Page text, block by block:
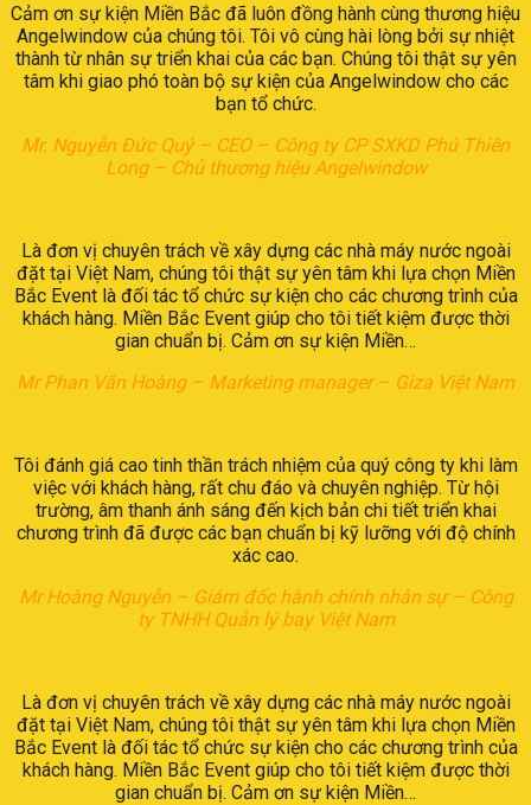
Cảm ơn sự kiện Miền Bắc đã luôn đồng hành cùng thương hiệu
Angelwindow của chúng tôi. Tôi vô cùng hài lòng bởi sự nhiệt
thành từ nhân sự triển khai của các bạn. Chúng tôi thật sự yên
tâm khi giao phó toàn bộ sự kiện của Angelwindow cho các
bạn tổ chức.
Mr. Nguyễn Đức Quý – CEO – Công ty CP SXKD Phú Thiên
Long – Chủ thương hiệu Angelwindow
Là đơn vị chuyên trách về xây dựng các nhà máy nước ngoài
đặt tại Việt Nam, chúng tôi thật sự yên tâm khi lựa chọn Miền
Bắc Event là đối tác tổ chức sự kiện cho các chương trình của
khách hàng. Miền Bắc Event giúp cho tôi tiết kiệm được thời
gian chuẩn bị. Cảm ơn sự kiện Miền…
Mr Phan Văn Hoàng – Marketing manager – Giza Việt Nam
Tôi đánh giá cao tinh thần trách nhiệm của quý công ty khi làm
việc với khách hàng, rất chu đáo và chuyên nghiệp. Từ hội
trường, âm thanh ánh sáng đến kịch bản chi tiết triển khai
chương trình đã được các bạn chuẩn bị kỹ lưỡng với độ chính
xác cao.
Mr Hoàng Nguyễn – Giám đốc hành chính nhân sự – Công
ty TNHH Quản lý bay Việt Nam
Là đơn vị chuyên trách về xây dựng các nhà máy nước ngoài
đặt tại Việt Nam, chúng tôi thật sự yên tâm khi lựa chọn Miền
Bắc Event là đối tác tổ chức sự kiện cho các chương trình của
khách hàng. Miền Bắc Event giúp cho tôi tiết kiệm được thời
gian chuẩn bị. Cảm ơn sự kiện Miền…